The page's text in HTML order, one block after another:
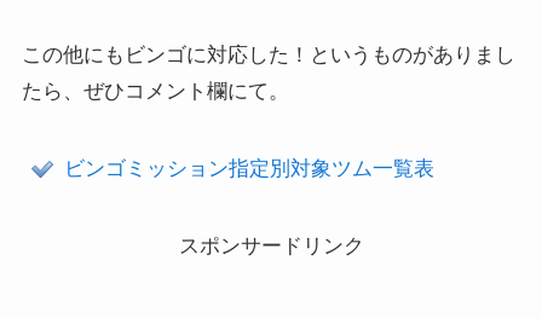
この他にもビンゴに対応した！というものがありまし
たら、ぜひコメント欄にて。
ビンゴミッション指定別対象ツム一覧表
スポンサードリンク